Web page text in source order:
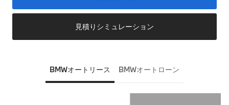
見積りシミュレーション​
BMWオートリース BMWオートローン